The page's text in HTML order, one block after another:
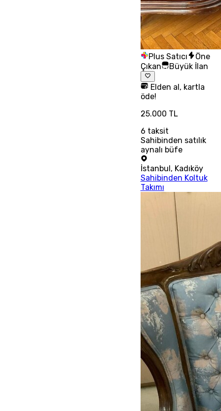
Plus Satıcı
Öne
Çıkan
Büyük İlan
Elden al, kartla
öde!
25.000 TL
6 taksit
Sahibinden satılık
aynalı büfe
İstanbul , Kadıköy
Sahibinden Koltuk
Takımı